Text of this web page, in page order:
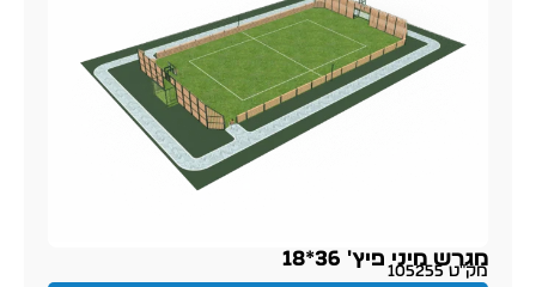
מגרש מיני פיץ' 36*18
מק״ט 105255